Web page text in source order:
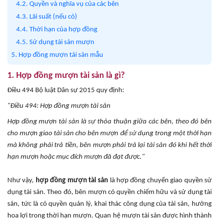
4.2. Quyền và nghĩa vụ của các bên
4.3. Lãi suất (nếu có)
4.4. Thời hạn của hợp đồng
4.5. Sử dụng tài sản mượn
5. Hợp đồng mượn tài sản mẫu
1. Hợp đồng mượn tài sản là gì?
Điều 494 Bộ luật Dân sự 2015 quy định:
"Điều 494: Hợp đồng mượn tài sản
Hợp đồng mượn tài sản là sự thỏa thuận giữa các bên, theo đó bên
cho mượn giao tài sản cho bên mượn để sử dụng trong một thời hạn
mà không phải trả tiền, bên mượn phải trả lại tài sản đó khi hết thời
hạn mượn hoặc mục đích mượn đã đạt được."
Như vậy, hợp đồng mượn tài sản là hợp đồng chuyển giao quyền sử
dụng tài sản. Theo đó, bên mượn có quyền chiếm hữu và sử dụng tài
sản, tức là có quyền quản lý, khai thác công dụng của tài sản, hưởng
hoa lợi trong thời hạn mượn. Quan hệ mượn tài sản được hình thành